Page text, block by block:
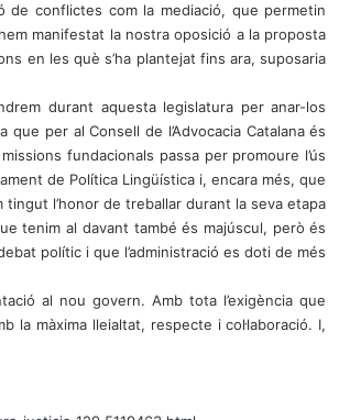
conflictes com la mediació, que permetin
manifestat la nostra oposició a la proposta
en les què s’ha plantejat fins ara, suposaria
durant aquesta legislatura per anar-los
per al Consell de l’Advocacia Catalana és
fundacionals passa per promoure l’ús
de Política Lingüística i, encara més, que
l’honor de treballar durant la seva etapa
tenim al davant també és majúscul, però és
polític i que l’administració es doti de més
al nou govern. Amb tota l’exigència que
la màxima lleialtat, respecte i col·laboració. I,